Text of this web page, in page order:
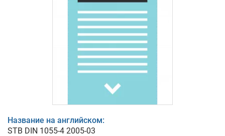
Название на английском:
STB DIN 1055-4 2005-03